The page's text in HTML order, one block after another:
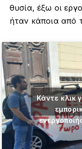
θυσία, έξω οι
ήταν κάποια από
Κάντε κλικ